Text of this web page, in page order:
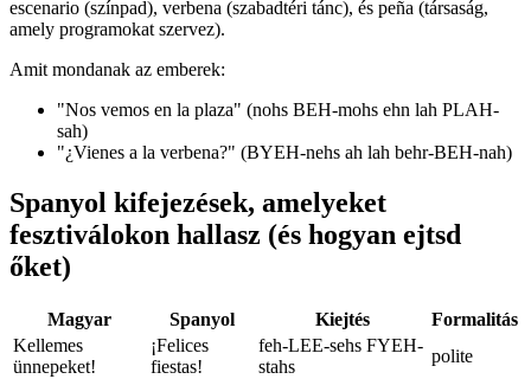
escenario (színpad), verbena (szabadtéri tánc), és peña (társaság,
amely programokat szervez).
Amit mondanak az emberek:
"Nos vemos en la plaza" (nohs BEH-mohs ehn lah PLAH-
sah)
"¿Vienes a la verbena?" (BYEH-nehs ah lah behr-BEH-nah)
Spanyol kifejezések, amelyeket
fesztiválokon hallasz (és hogyan ejtsd
őket)
Magyar Spanyol Kiejtés
Formalitás
Kellemes
ünnepeket!
¡Felices
fiestas!
feh-LEE-sehs FYEH-
stahs
polite